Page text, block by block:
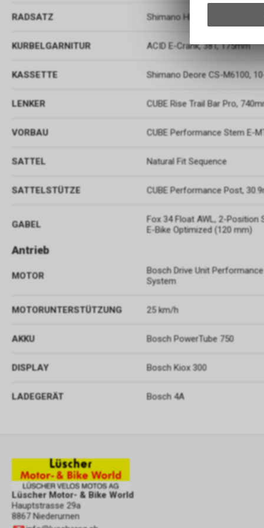
RADSATZ Shimano HB-MT400-B / FH-
KURBELGARNITUR ACID E-Crank, 38T, 175mm
KASSETTE Shimano Deore CS-M6100,
LENKER CUBE Rise Trail Bar Pro,
VORBAU CUBE Performance Stem E-
SATTEL Natural Fit Sequence
SATTELSTÜTZE CUBE Performance Post,
GABEL
Fox 34 Float AWL, 2-Position
E-Bike Optimized (120 mm)
Antrieb
MOTOR
Bosch Drive Unit
System
MOTORUNTERSTÜTZUNG 25 km/h
AKKU Bosch PowerTube 750
DISPLAY Bosch Kiox 300
LADEGERÄT Bosch 4A
Lüscher Motor- & Bike World
Hauptstrasse 29a
8867 Niederurnen